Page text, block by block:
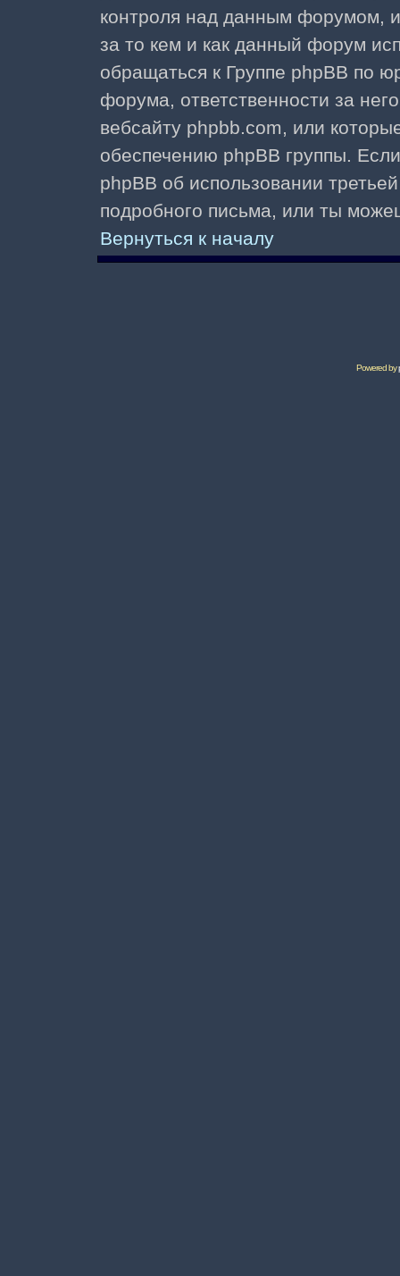
контроля над данным форумом,
за то кем и как данный форум
обращаться к Группе phpBB по
форума, ответственности за
вебсайту phpbb.com, или
обеспечению phpBB группы.
phpBB об использовании
подробного письма, или ты
Вернуться к началу
Powered by